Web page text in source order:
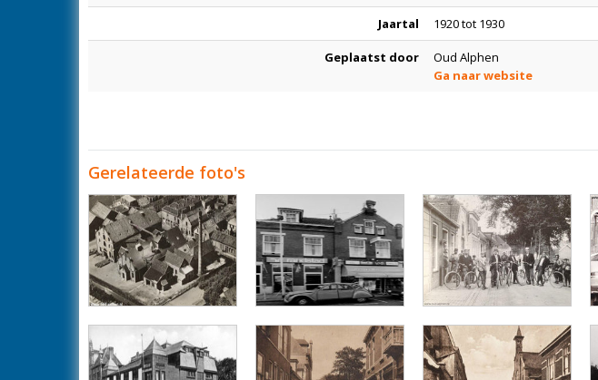
Jaartal 1920 tot 1930
Geplaatst door
Oud Alphen
Ga naar website
Gerelateerde foto's